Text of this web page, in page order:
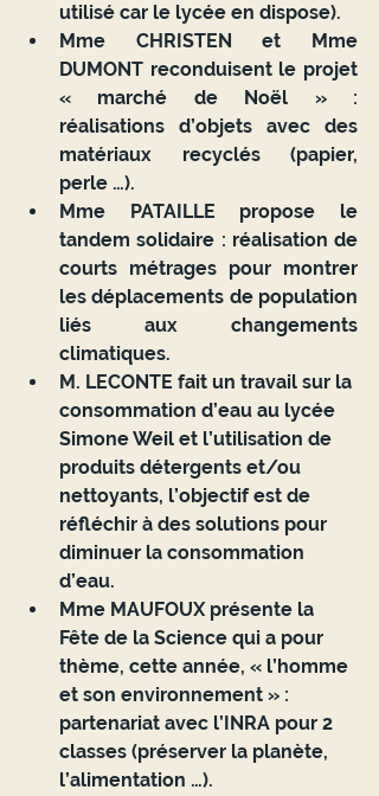
utilisé car le lycée en dispose).
Mme CHRISTEN et Mme
DUMONT reconduisent le projet
« marché de Noël » :
réalisations d’objets avec des
matériaux recyclés (papier,
perle …).
Mme PATAILLE propose le
tandem solidaire : réalisation de
courts métrages pour montrer
les déplacements de population
liés aux changements
climatiques.
M. LECONTE fait un travail sur la
consommation d’eau au lycée
Simone Weil et l’utilisation de
produits détergents et/ou
nettoyants, l’objectif est de
réfléchir à des solutions pour
diminuer la consommation
d’eau.
Mme MAUFOUX présente la
Fête de la Science qui a pour
thème, cette année, « l’homme
et son environnement » :
partenariat avec l’INRA pour 2
classes (préserver la planète,
l’alimentation …).